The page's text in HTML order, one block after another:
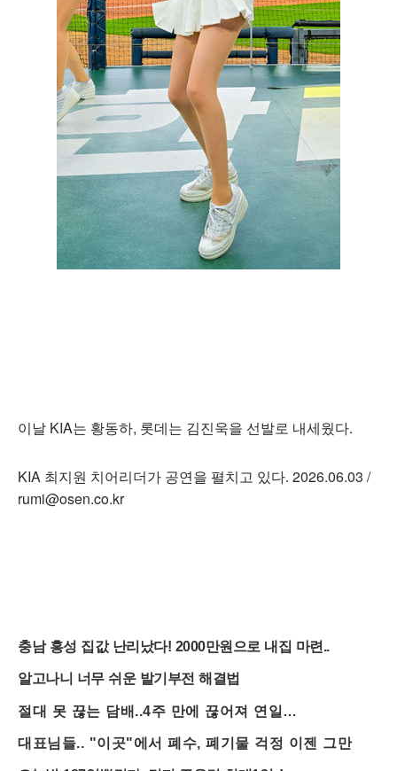
이날 KIA는 황동하, 롯데는 김진욱을 선발로 내세웠다.
KIA 최지원 치어리더가 공연을 펼치고 있다. 2026.06.03 /
rumi@osen.co.kr